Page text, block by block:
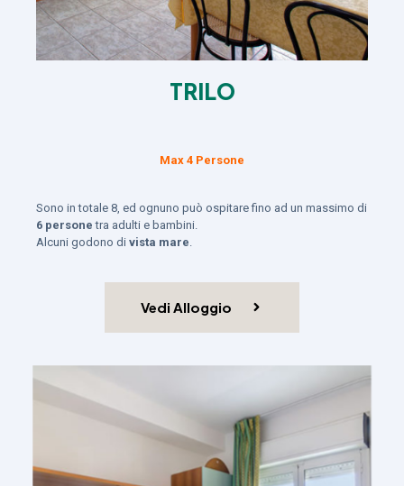
TRILO
Max 4 Persone
Sono in totale 8, ed ognuno può ospitare fino ad un massimo di
6 persone tra adulti e bambini.
Alcuni godono di vista mare
Vedi Alloggio